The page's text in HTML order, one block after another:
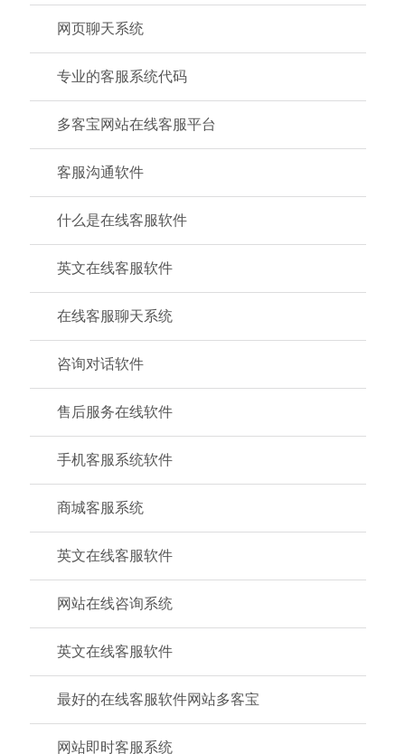
网页聊天系统
专业的客服系统代码
多客宝网站在线客服平台
客服沟通软件
什么是在线客服软件
英文在线客服软件
在线客服聊天系统
咨询对话软件
售后服务在线软件
手机客服系统软件
商城客服系统
英文在线客服软件
网站在线咨询系统
英文在线客服软件
最好的在线客服软件网站多客宝
网站即时客服系统